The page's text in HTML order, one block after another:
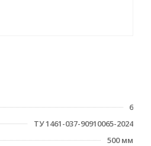
6
ТУ 1461-037-90910065-2024
500 мм